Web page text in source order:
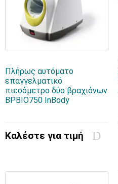
Πλήρως αυτόματο
επαγγελματικό
πιεσόμετρο δύο βραχιόνων
BPBIO750 InBody
Καλέστε για τιμή